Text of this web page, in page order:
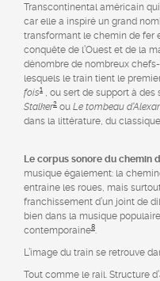
Transcontinental américain
car elle a inspiré un grand
transformant le chemin de fer
conquête de l’Ouest et de la
dénombre de nombreux
lesquels le train tient le
fois1
, ou sert de support à
Stalker2 ou Le tombeau
dans la littérature, du classique
Le corpus sonore du chemin
musique également: la
entraine les roues, mais
franchissement d’un joint de
bien dans la musique populaire
contemporaine8
L’image du train se retrouve
Tout comme le rail. Structure